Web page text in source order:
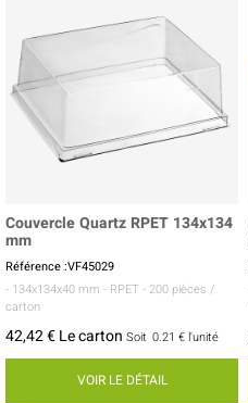
Couvercle Quartz RPET 134x134
mm
Référence :VF45029
- 134x134x40 mm - RPET - 200 pièces /
carton
42,42 € Le carton Soit 0.21 € l'unité
VOIR LE DÉTAIL